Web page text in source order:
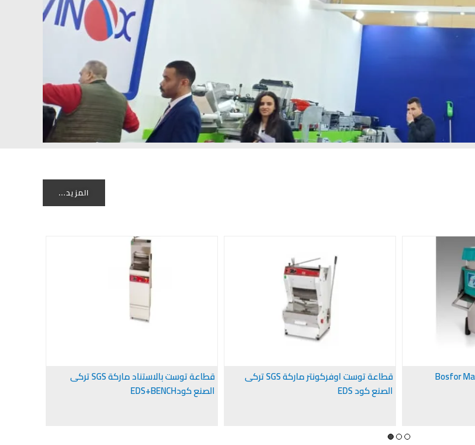
المزيد...
قطاعة توست اوفركونتر ماركة SGS تركى
الصنع كود EDS
قطاعة توست بالاستناد ماركة SGS تركى
الصنع كودEDS+BENCH